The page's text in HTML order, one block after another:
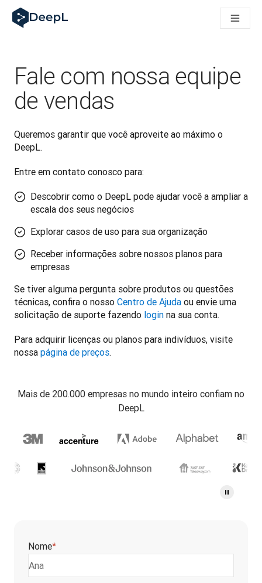
DeepL para agentes de IA
Translation Flow do DeepL: Novos fluxos de trabalho com
Entendendo a confiança na IA linguística empresarial. Em
Desenvolvendo a Avaliação de Qualidade de Tradução do
De tradução de qualidade a plataforma de voz em tempo real
Fale com nossa equipe
de vendas
Queremos garantir que você aproveite ao máximo o
DeepL.
Entre em contato conosco para:
Descobrir como o DeepL pode ajudar você a ampliar a
escala dos seus negócios
Explorar casos de uso para sua organização
Receber informações sobre nossos planos para
empresas
Se tiver alguma pergunta sobre produtos ou questões
técnicas, confira o nosso Centro de Ajuda ou envie uma
solicitação de suporte fazendo login na sua conta.
Para adquirir licenças ou planos para indivíduos, visite
nossa página de preços.
Mais de 200.000 empresas no mundo inteiro confiam no
DeepL
Nome*